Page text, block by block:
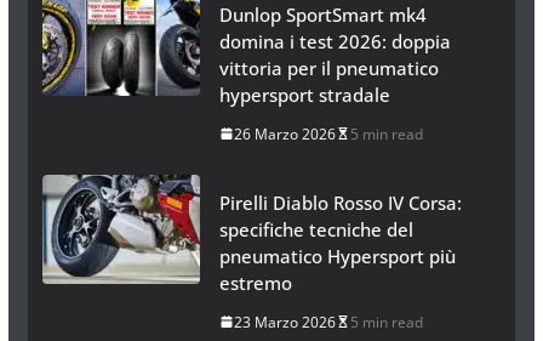
Dunlop SportSmart mk4
domina i test 2026: doppia
vittoria per il pneumatico
hypersport stradale
26 Marzo 2026 5 min read
Pirelli Diablo Rosso IV Corsa:
specifiche tecniche del
pneumatico Hypersport più
estremo
23 Marzo 2026 5 min read